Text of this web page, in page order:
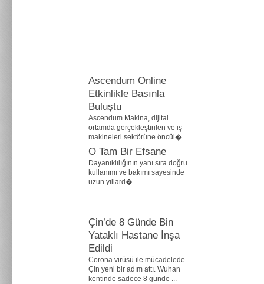
Ascendum Online
Etkinlikle Basınla
Buluştu
Ascendum Makina, dijital
ortamda gerçekleştirilen ve iş
makineleri sektörüne öncül�...
O Tam Bir Efsane
Dayanıklılığının yanı sıra doğru
kullanımı ve bakımı sayesinde
uzun yıllard�...
Çin’de 8 Günde Bin
Yataklı Hastane İnşa
Edildi
Corona virüsü ile mücadelede
Çin yeni bir adım attı. Wuhan
kentinde sadece 8 günde ...